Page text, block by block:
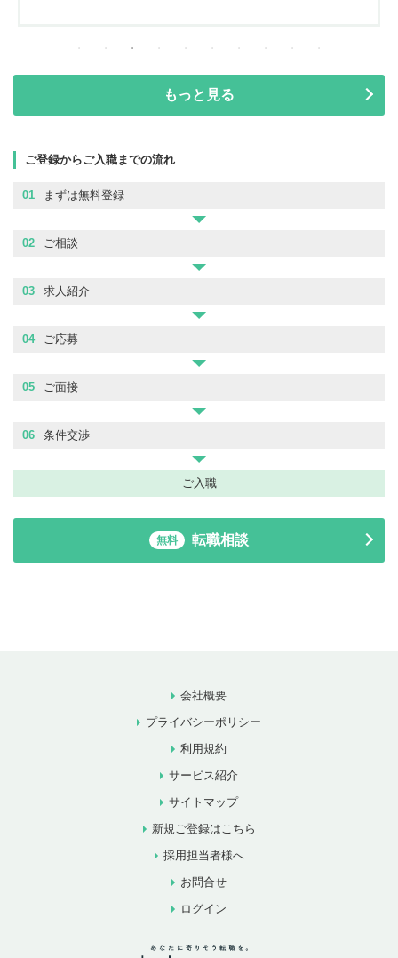
もっと見る
ご登録からご入職までの流れ
01 まずは無料登録
02 ご相談
03 求人紹介
04 ご応募
05 ご面接
06 条件交渉
ご入職
無料 転職相談
会社概要
プライバシーポリシー
利用規約
サービス紹介
サイトマップ
新規ご登録はこちら
採用担当者様へ
お問合せ
ログイン